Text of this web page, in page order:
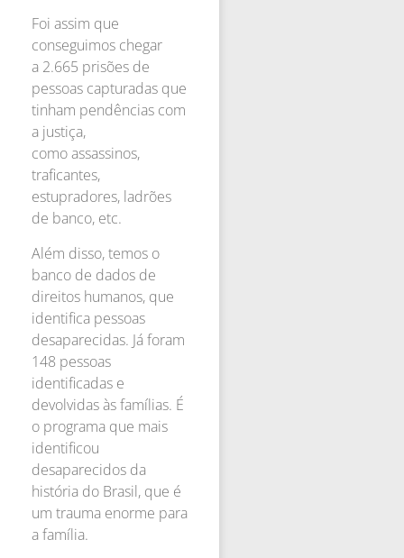
Foi assim que
conseguimos chegar
a 2.665 prisões de
pessoas capturadas que
tinham pendências com
a justiça,
como assassinos,
traficantes,
estupradores, ladrões
de banco, etc.
Além disso, temos o
banco de dados de
direitos humanos, que
identifica pessoas
desaparecidas. Já foram
148 pessoas
identificadas e
devolvidas às famílias. É
o programa que mais
identificou
desaparecidos da
história do Brasil, que é
um trauma enorme para
a família.